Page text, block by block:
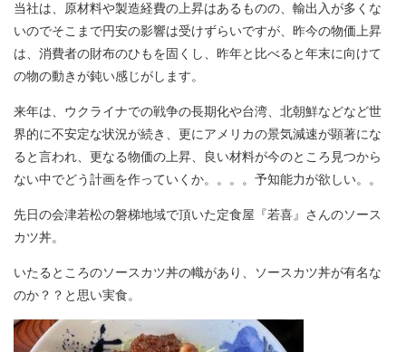
当社は、原材料や製造経費の上昇はあるものの、輸出入が多くな
いのでそこまで円安の影響は受けずらいですが、昨今の物価上昇
は、消費者の財布のひもを固くし、昨年と比べると年末に向けて
の物の動きが鈍い感じがします。
来年は、ウクライナでの戦争の長期化や台湾、北朝鮮などなど世
界的に不安定な状況が続き、更にアメリカの景気減速が顕著にな
ると言われ、更なる物価の上昇、良い材料が今のところ見つから
ない中でどう計画を作っていくか。。。。予知能力が欲しい。。
先日の会津若松の磐梯地域で頂いた定食屋『若喜』さんのソース
カツ丼。
いたるところのソースカツ丼の幟があり、ソースカツ丼が有名な
のか？？と思い実食。